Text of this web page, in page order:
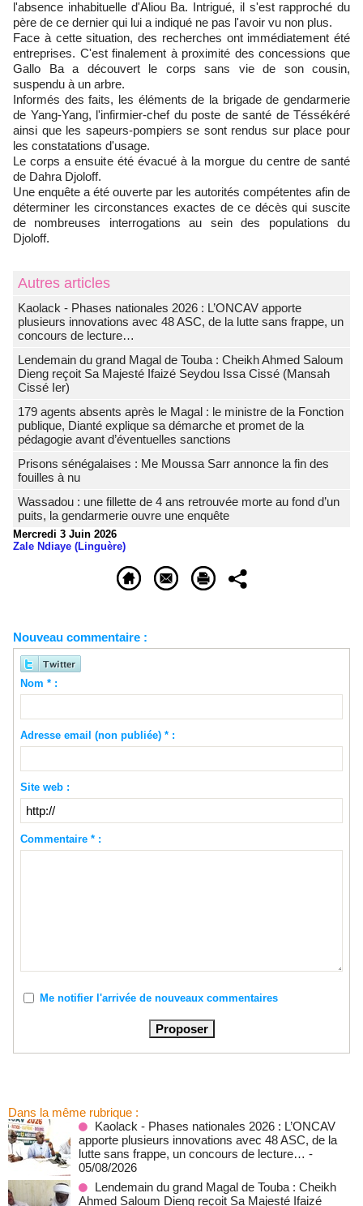
l'absence inhabituelle d'Aliou Ba. Intrigué, il s'est rapproché du
père de ce dernier qui lui a indiqué ne pas l'avoir vu non plus.
Face à cette situation, des recherches ont immédiatement été
entreprises. C'est finalement à proximité des concessions que
Gallo Ba a découvert le corps sans vie de son cousin,
suspendu à un arbre.
Informés des faits, les éléments de la brigade de gendarmerie
de Yang-Yang, l'infirmier-chef du poste de santé de Téssékéré
ainsi que les sapeurs-pompiers se sont rendus sur place pour
les constatations d'usage.
Le corps a ensuite été évacué à la morgue du centre de santé
de Dahra Djoloff.
Une enquête a été ouverte par les autorités compétentes afin de
déterminer les circonstances exactes de ce décès qui suscite
de nombreuses interrogations au sein des populations du
Djoloff.
Autres articles
Kaolack - Phases nationales 2026 : L’ONCAV apporte
plusieurs innovations avec 48 ASC, de la lutte sans frappe, un
concours de lecture…
Lendemain du grand Magal de Touba : Cheikh Ahmed Saloum
Dieng reçoit Sa Majesté Ifaizé Seydou Issa Cissé (Mansah
Cissé Ier)
179 agents absents après le Magal : le ministre de la Fonction
publique, Dianté explique sa démarche et promet de la
pédagogie avant d’éventuelles sanctions
Prisons sénégalaises : Me Moussa Sarr annonce la fin des
fouilles à nu
Wassadou : une fillette de 4 ans retrouvée morte au fond d’un
puits, la gendarmerie ouvre une enquête
Mercredi 3 Juin 2026
Zale Ndiaye (Linguère)
Nouveau commentaire :
Nom * :
Adresse email (non publiée) * :
Site web :
Commentaire * :
Me notifier l'arrivée de nouveaux commentaires
Dans la même rubrique :
Kaolack - Phases nationales 2026 : L’ONCAV
apporte plusieurs innovations avec 48 ASC, de la
lutte sans frappe, un concours de lecture… -
05/08/2026
Lendemain du grand Magal de Touba : Cheikh
Ahmed Saloum Dieng reçoit Sa Majesté Ifaizé